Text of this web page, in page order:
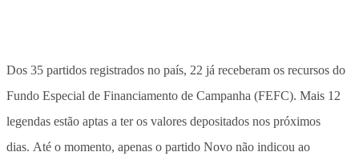
Dos 35 partidos registrados no país, 22 já receberam os recursos do
Fundo Especial de Financiamento de Campanha (FEFC). Mais 12
legendas estão aptas a ter os valores depositados nos próximos
dias. Até o momento, apenas o partido Novo não indicou ao